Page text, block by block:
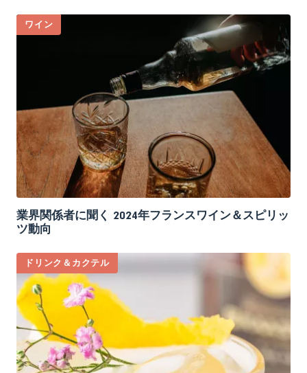
ワイン
業界関係者に聞く 2024年フランスワイン＆スピリッ
ツ動向
ドリンク＆カクテル